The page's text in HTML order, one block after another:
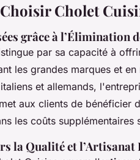
Cholet
grâce à l’Élimination
par sa capacité à
les grandes marques et
et allemands,
aux clients de bénéficier
les coûts supplémentaires
la Qualité et l’Artisanat